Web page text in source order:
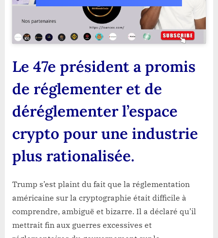
Le 47e président a promis
de réglementer et de
déréglementer l’espace
crypto pour une industrie
plus rationalisée.
Trump s’est plaint du fait que la réglementation
américaine sur la cryptographie était difficile à
comprendre, ambiguë et bizarre. Il a déclaré qu’il
mettrait fin aux guerres excessives et